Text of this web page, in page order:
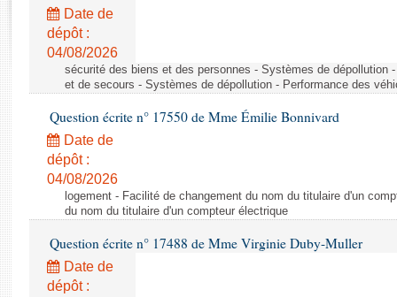
Rapports législatifs
Rapports sur l'application des lois
Baromètre de l’application des lois
Dossiers législatifs
Budget et sécurité sociale
Questions écrites et orales
Comptes rendus des débats
Date de
dépôt :
04/08/2026
sécurité des biens et des personnes - Systèmes de dépollution
et de secours - Systèmes de dépollution - Performance des
Question écrite n° 17550 de Mme Émilie Bonnivard
Date de
dépôt :
04/08/2026
logement - Facilité de changement du nom du titulaire d'un
du nom du titulaire d'un compteur électrique
Question écrite n° 17488 de Mme Virginie Duby-Muller
Date de
dépôt :